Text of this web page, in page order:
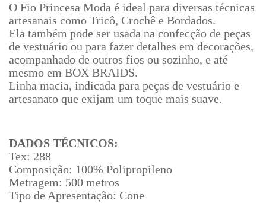
O Fio Princesa Moda é ideal para diversas técnicas
artesanais como Tricô, Crochê e Bordados.
Ela também pode ser usada na confecção de peças
de vestuário ou para fazer detalhes em decorações,
acompanhado de outros fios ou sozinho, e até
mesmo em BOX BRAIDS.
Linha macia, indicada para peças de vestuário e
artesanato que exijam um toque mais suave.
DADOS TÉCNICOS:
Tex: 288
Composição: 100% Polipropileno
Metragem: 500 metros
Tipo de Apresentação: Cone